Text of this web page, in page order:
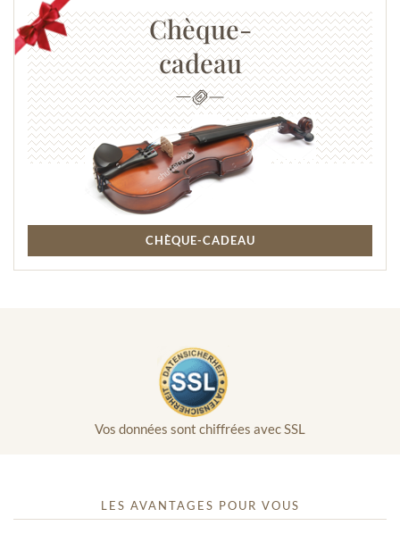
Chèque-
cadeau
CHÈQUE-CADEAU
Vos données sont chiffrées avec SSL
LES AVANTAGES POUR VOUS